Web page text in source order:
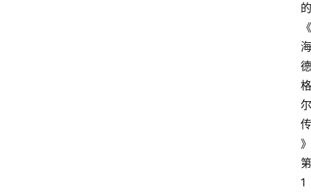
的
《
海
德
格
尔
传
》
第
1